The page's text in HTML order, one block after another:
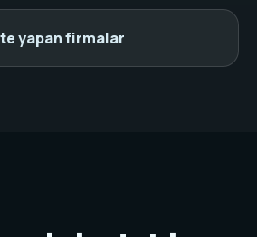
yapan firmalar